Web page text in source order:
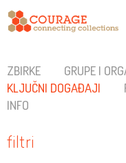
ZBIRKE GRUPE I
KLJUČNI DOGAĐAJI
INFO
filtri